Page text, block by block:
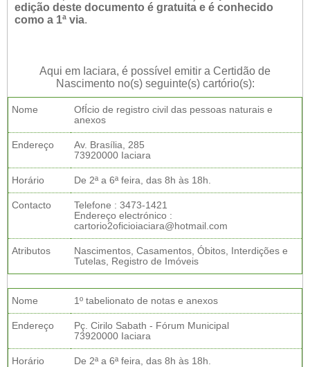
edição deste documento é gratuita e é conhecido
como a 1ª via.
Aqui em Iaciara, é possível emitir a Certidão de
Nascimento no(s) seguinte(s) cartório(s):
Nome
OfÍcio de registro civil das pessoas naturais e
anexos
Endereço
Av. Brasília, 285
73920000 Iaciara
Horário De 2ª a 6ª feira, das 8h às 18h.
Contacto
Telefone : 3473-1421
Endereço electrónico :
cartorio2oficioiaciara@hotmail.com
Atributos
Nascimentos, Casamentos, Óbitos, Interdições e
Tutelas, Registro de Imóveis
Nome 1º tabelionato de notas e anexos
Endereço
Pç. Cirilo Sabath - Fórum Municipal
73920000 Iaciara
Horário De 2ª a 6ª feira, das 8h às 18h.